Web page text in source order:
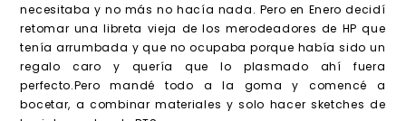
necesitaba y no más no hacía nada. Pero en Enero decidí
retomar una libreta vieja de los merodeadores de HP que
tenía arrumbada y que no ocupaba porque había sido un
regalo caro y quería que lo plasmado ahí fuera
perfecto.Pero mandé todo a la goma y comencé a
bocetar, a combinar materiales y solo hacer sketches de